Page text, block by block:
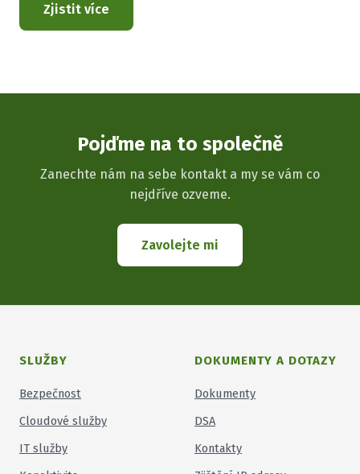
Zjistit více
Pojďme na to společně
Zanechte nám na sebe kontakt a my se vám co
nejdříve ozveme.
Zavolejte mi
SLUŽBY
Bezpečnost
Cloudové služby
IT služby
DOKUMENTY A DOTAZY
Dokumenty
DSA
Kontakty